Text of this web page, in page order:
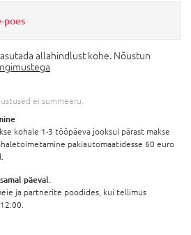
poes
allahindlust kohe. Nõustun
ei summeeru.
kohale 1-3 tööpäeva jooksul pärast makse
pakiautomaatidesse 60 euro
samal päeval.
ja partnerite poodides, kui tellimus